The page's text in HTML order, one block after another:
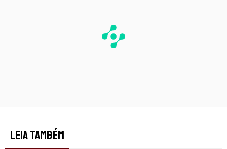
LEIA TAMBÉM